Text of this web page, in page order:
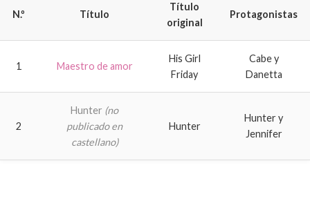
N.º Título
Título
original
Protagonistas
1 Maestro de amor
His Girl
Friday
Cabe y
Danetta
2
Hunter (no
publicado en
castellano)
Hunter
Hunter y
Jennifer